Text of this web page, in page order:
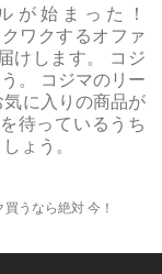
が始まった！
ワクするオファ
けします。 コジ
。 コジマのリー
に入りの商品が
待っているうち
ょう。
うなら絶対 今！